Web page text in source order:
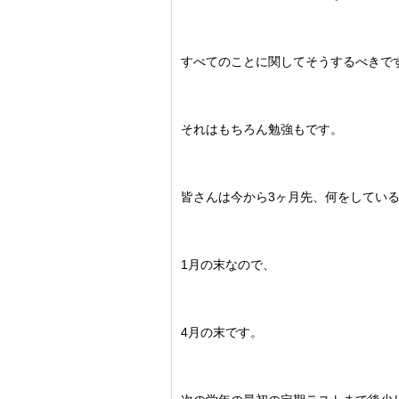
すべてのことに関してそうするべきで
それはもちろん勉強もです。
皆さんは今から3ヶ月先、何をしてい
1月の末なので、
4月の末です。